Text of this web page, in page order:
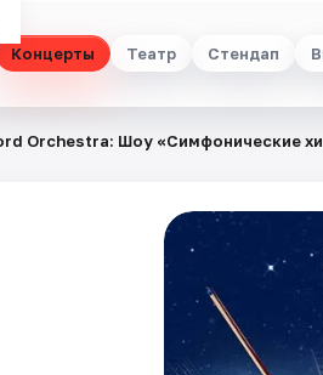
Концерты Театр Стендап
Orchestra: Шоу «Симфонические